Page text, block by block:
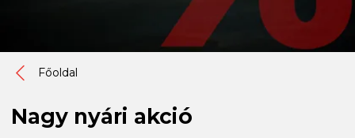
Főoldal
Nagy nyári akció